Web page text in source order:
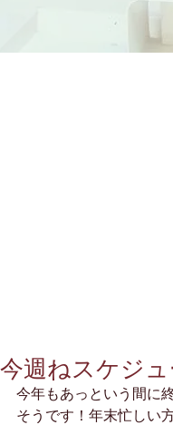
今週ねスケジュ
今年もあっという間に
そうです！年末忙しい